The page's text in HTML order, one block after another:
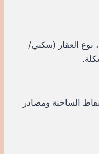
نوع العقار (سكني/
الساخنة ومصادر